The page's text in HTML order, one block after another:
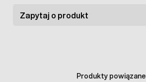
Zapytaj o produkt
Produkty powiązane